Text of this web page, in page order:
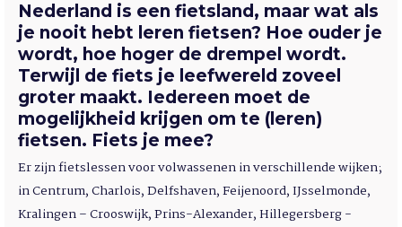
Nederland is een fietsland, maar wat als
je nooit hebt leren fietsen? Hoe ouder je
wordt, hoe hoger de drempel wordt.
Terwijl de fiets je leefwereld zoveel
groter maakt. Iedereen moet de
mogelijkheid krijgen om te (leren)
fietsen. Fiets je mee?
Er zijn fietslessen voor volwassenen in verschillende wijken;
in Centrum, Charlois, Delfshaven, Feijenoord, IJsselmonde,
Kralingen – Crooswijk, Prins-Alexander, Hillegersberg -